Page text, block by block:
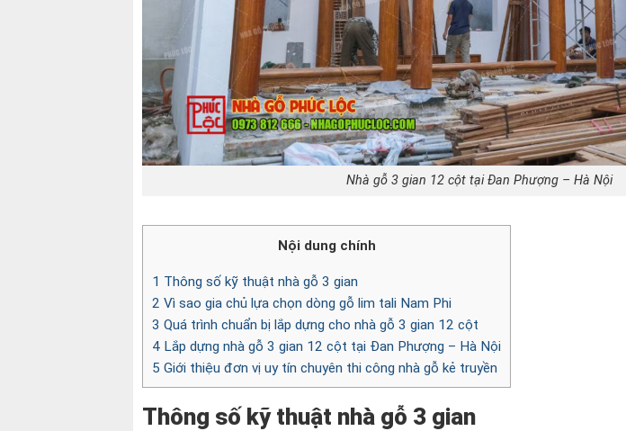
Nhà gỗ 3 gian 12 cột tại Đan Phượng – Hà Nội
Nội dung chính
1 Thông số kỹ thuật nhà gỗ 3 gian
2 Vì sao gia chủ lựa chọn dòng gỗ lim tali Nam Phi
3 Quá trình chuẩn bị lắp dựng cho nhà gỗ 3 gian 12 cột
4 Lắp dựng nhà gỗ 3 gian 12 cột tại Đan Phượng – Hà Nội
5 Giới thiệu đơn vị uy tín chuyên thi công nhà gỗ kẻ truyền
Thông số kỹ thuật nhà gỗ 3 gian